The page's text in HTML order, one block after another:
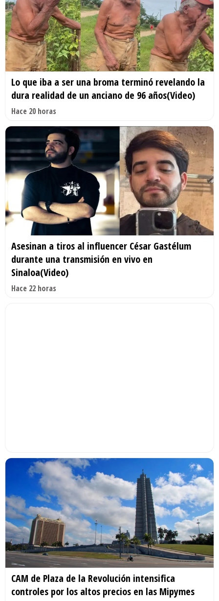
Lo que iba a ser una broma terminó revelando la
dura realidad de un anciano de 96 años(Video)
Hace 20 horas
Asesinan a tiros al influencer César Gastélum
durante una transmisión en vivo en
Sinaloa(Video)
Hace 22 horas
CAM de Plaza de la Revolución intensifica
controles por los altos precios en las Mipymes